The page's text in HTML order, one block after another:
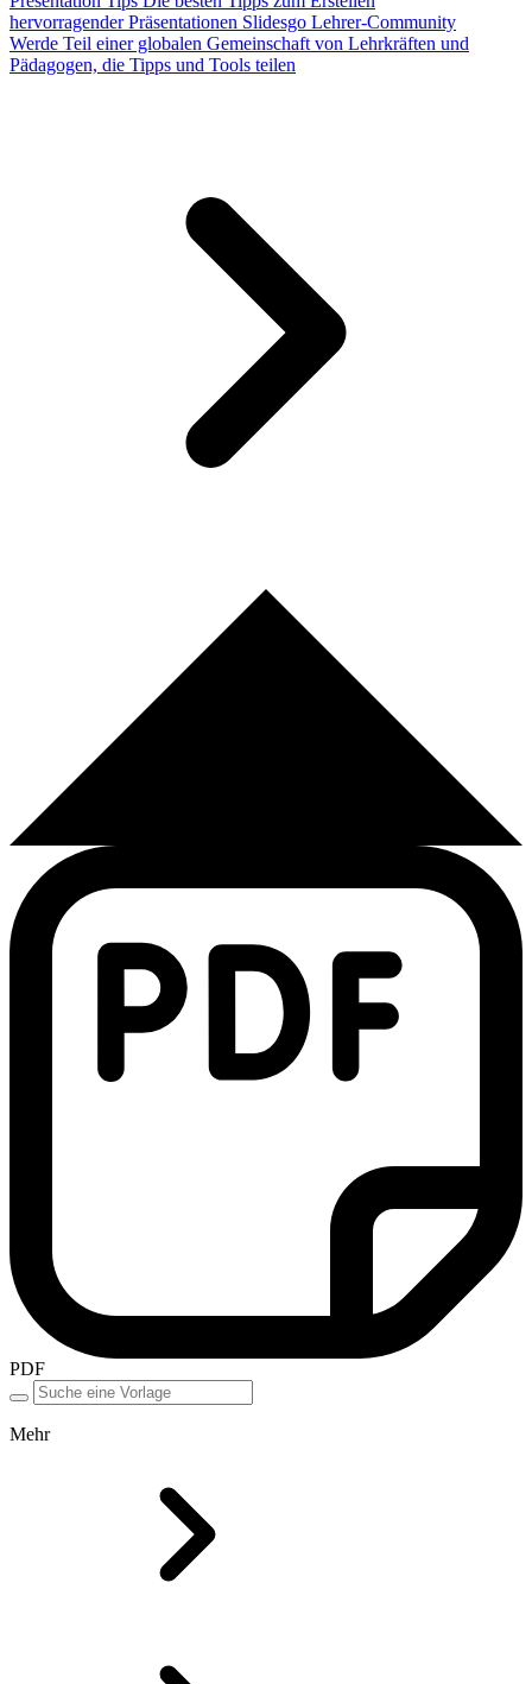
hervorragender Präsentationen Slidesgo Lehrer-Community
Werde Teil einer globalen Gemeinschaft von Lehrkräften und
Pädagogen, die Tipps und Tools teilen
PDF
Mehr